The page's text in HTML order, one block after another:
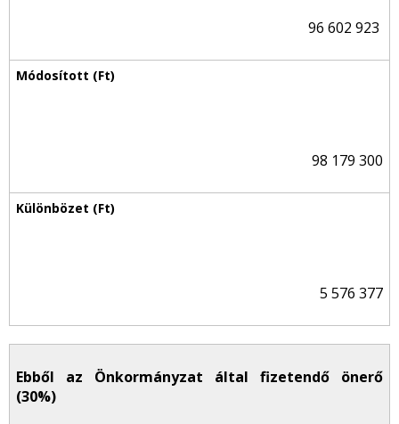
96 602 923
98 179 300
5 576 377
Ebből az Önkormányzat által fizetendő önerő
(30%)